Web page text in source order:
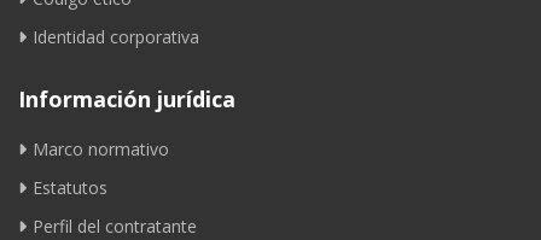
Identidad corporativa
Información jurídica
Marco normativo
Estatutos
Perfil del contratante